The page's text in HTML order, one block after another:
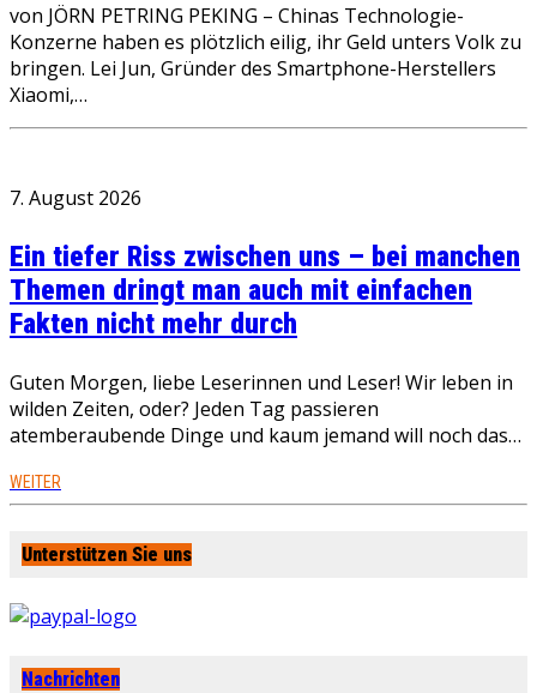
von JÖRN PETRING PEKING – Chinas Technologie-
Konzerne haben es plötzlich eilig, ihr Geld unters Volk zu
bringen. Lei Jun, Gründer des Smartphone-Herstellers
Xiaomi,…
7. August 2026
Ein tiefer Riss zwischen uns – bei manchen
Themen dringt man auch mit einfachen
Fakten nicht mehr durch
Guten Morgen, liebe Leserinnen und Leser! Wir leben in
wilden Zeiten, oder? Jeden Tag passieren
atemberaubende Dinge und kaum jemand will noch das…
WEITER
Unterstützen Sie uns
Nachrichten